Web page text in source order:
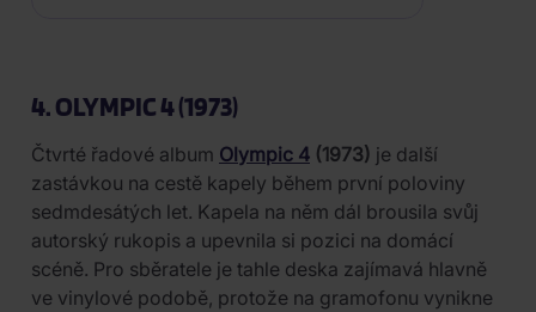
4. OLYMPIC 4 (1973)
Čtvrté řadové album Olympic 4 (1973) je další
zastávkou na cestě kapely během první poloviny
sedmdesátých let. Kapela na něm dál brousila svůj
autorský rukopis a upevnila si pozici na domácí
scéně. Pro sběratele je tahle deska zajímavá hlavně
ve vinylové podobě, protože na gramofonu vynikne